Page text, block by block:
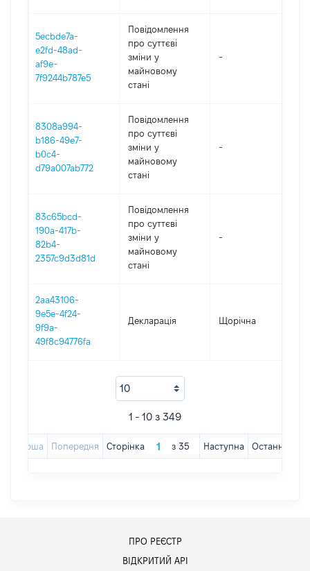
5ecbde7a-
e2fd-48ad-
af9e-
7f9244b787e5
Повідомлення
про суттєві
зміни y
майновому
стані
-
8308a994-
b186-49e7-
b0c4-
d79a007ab772
Повідомлення
про суттєві
зміни y
майновому
стані
-
83c65bcd-
190a-417b-
82b4-
2357c9d3d81d
Повідомлення
про суттєві
зміни y
майновому
стані
-
2aa43106-
9e5e-4f24-
9f9a-
49f8c94776fa
Декларація Щорічна
1 - 10 з 349
Перша Попередня Сторінка з 35 Наступна Остання
ПРО РЕЄСТР
ВІДКРИТИЙ АРІ